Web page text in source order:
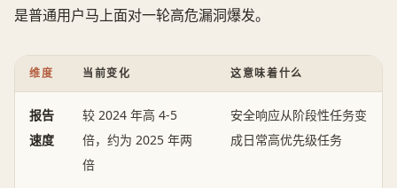
是普通用户马上面对一轮高危漏洞爆发。
维度 当前变化 这意味着什么
报告
速度
较 2024 年高 4-5
倍，约为 2025 年两
倍
安全响应从阶段性任务变
成日常高优先级任务